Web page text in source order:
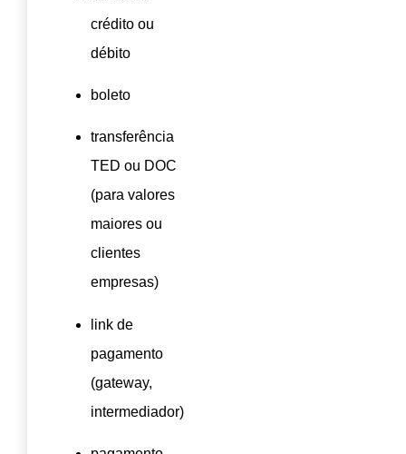
crédito ou
débito
boleto
transferência
TED ou DOC
(para valores
maiores ou
clientes
empresas)
link de
pagamento
(gateway,
intermediador)